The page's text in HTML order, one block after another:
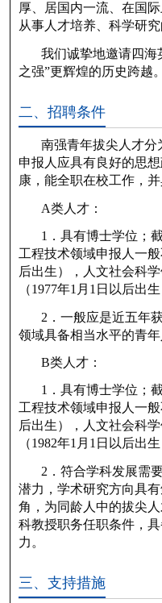
厚、居国内一流、在国
从事人才培养、科学研究
我们诚挚地邀请四海
之强”更辉煌的历史跨越。
二、招聘条件
南强青年拔尖人才分
申报人应具有良好的思
康，能全职在校工作，并
A类人才：
1．具有博士学位；
工程技术领域申报人一
后出生），人文社会科
（1977年1月1日以后出生
2．一般应是近五年
领域具备相当水平的青年
B类人才：
1．具有博士学位；
工程技术领域申报人一
后出生），人文社会科
（1982年1月1日以后出生
2．符合学科发展需
潜力，学术研究方向具
角，为同龄人中的拔尖
科教授职务任职条件，
力。
三、支持措施